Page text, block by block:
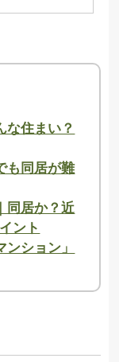
な住まい？
も同居が難
同居か？近
ント
ション」